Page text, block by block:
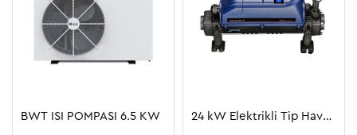
BWT ISI POMPASI 6.5 KW
24 kW Elektrikli Tip Havuz